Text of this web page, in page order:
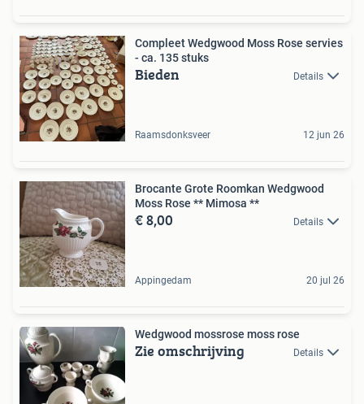
Compleet Wedgwood Moss Rose servies
- ca. 135 stuks
Bieden Details
Raamsdonksveer 12 jun 26
Brocante Grote Roomkan Wedgwood
Moss Rose ** Mimosa **
€ 8,00 Details
Appingedam 20 jul 26
Wedgwood mossrose moss rose
Zie omschrijving Details